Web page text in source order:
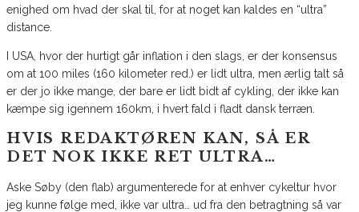
enighed om hvad der skal til, for at noget kan kaldes en “ultra”
distance.
I USA, hvor der hurtigt går inflation i den slags, er der konsensus
om at 100 miles (160 kilometer red.) er lidt ultra, men ærlig talt så
er der jo ikke mange, der bare er lidt bidt af cykling, der ikke kan
kæmpe sig igennem 160km, i hvert fald i fladt dansk terræn.
HVIS REDAKTØREN KAN, SÅ ER
DET NOK IKKE RET ULTRA…
Aske Søby (den flab) argumenterede for at enhver cykeltur hvor
jeg kunne følge med, ikke var ultra… ud fra den betragtning så var